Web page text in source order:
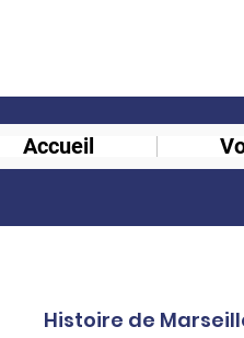
Histoire de
Accueil